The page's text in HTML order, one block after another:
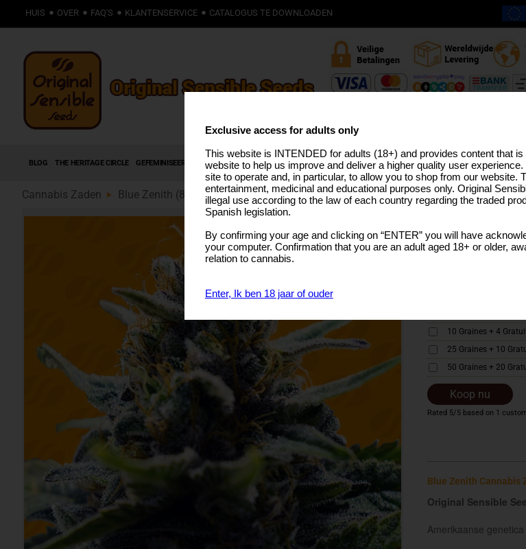
HUIS OVER FAQ'S KLANTENSERVICE CATALOGUS TE DOWNLOADEN
BLOG THE HERITAGE CIRCLE GEFEMINISEERDE ZADEN AUTOFLOWERING ZADEN HIGH THC STAMMEN PRO LIJN MEDICAL SEEDS USA
Cannabis Zaden Blue Zenith (89)
Zkittlez xKush Mintz
KIES
10 Graines + 4
25 Graines + 10
50 Graines + 20
Koop nu
Rated 5/5 based on 1
Blue Zenith Cannabis
Original Sensible
Amerikaanse
Exclusive access for adults only
This website is INTENDED for adults (18+) and provides content that
website to help us improve and deliver a higher quality user
site to operate and, in particular, to allow you to shop from our website.
entertainment, medicinal and educational purposes only. Original
illegal use according to the law of each country regarding the traded
Spanish legislation.
By confirming your age and clicking on “ENTER” you will have
your computer. Confirmation that you are an adult aged 18+ or older,
relation to cannabis.
Enter, Ik ben 18 jaar of ouder